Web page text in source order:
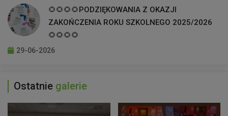
🌻🌻🌻🌻PODZIĘKOWANIA Z OKAZJI
ZAKOŃCZENIA ROKU SZKOLNEGO 2025/2026
🌻🌻🌻🌻
29-06-2026
Ostatnie galerie